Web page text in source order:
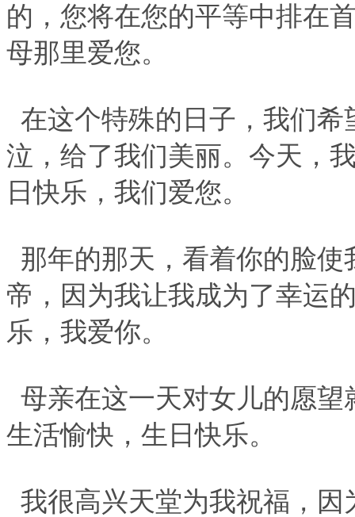
的，您将在您的平等中排在
母那里爱您。
在这个特殊的日子，我们
泣，给了我们美丽。今天，
日快乐，我们爱您。
那年的那天，看着你的脸
帝，因为我让我成为了幸运
乐，我爱你。
母亲在这一天对女儿的愿
生活愉快，生日快乐。
我很高兴天堂为我祝福，